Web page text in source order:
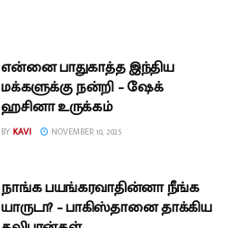
என்னை பாதுகாத்த இந்திய
மக்களுக்கு நன்றி – ஷேக்
ஹசினா உருக்கம்
BY KAVI NOVEMBER 10, 2025
நாங்க பயங்கரவாதின்னா நீங்க
யாருடா? – பாகிஸ்தானை தாக்கிய